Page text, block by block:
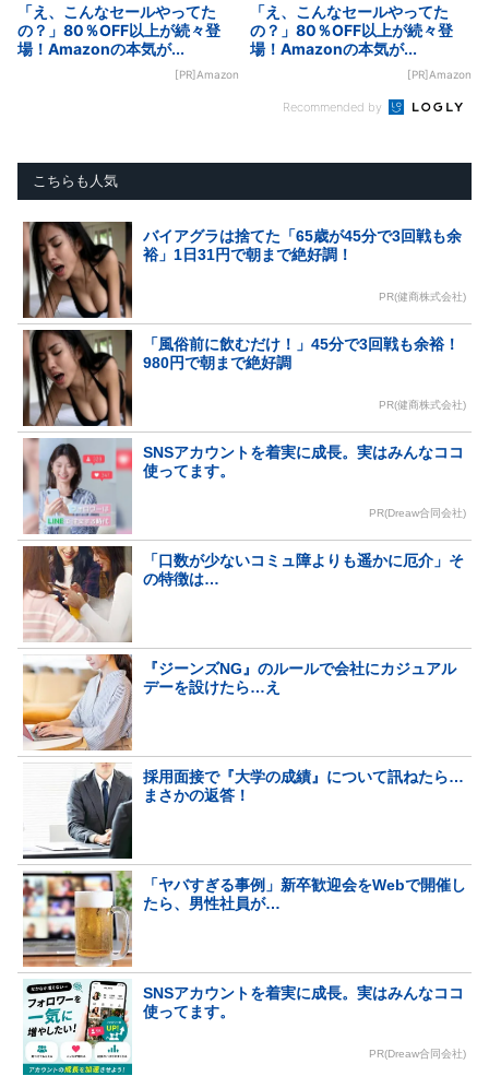
「え、こんなセールやってた
の？」80％OFF以上が続々登
場！Amazonの本気が...
[PR]Amazon
「え、こんなセールやってた
の？」80％OFF以上が続々登
場！Amazonの本気が...
[PR]Amazon
Recommended by
こちらも人気
バイアグラは捨てた「65歳が45分で3回戦も余
裕」1日31円で朝まで絶好調！
PR(健商株式会社)
「風俗前に飲むだけ！」45分で3回戦も余裕！
980円で朝まで絶好調
PR(健商株式会社)
SNSアカウントを着実に成長。実はみんなココ
使ってます。
PR(Dreaw合同会社)
「口数が少ないコミュ障よりも遥かに厄介」そ
の特徴は…
『ジーンズNG』のルールで会社にカジュアル
デーを設けたら…え
採用面接で『大学の成績』について訊ねたら…
まさかの返答！
「ヤバすぎる事例」新卒歓迎会をWebで開催し
たら、男性社員が…
SNSアカウントを着実に成長。実はみんなココ
使ってます。
PR(Dreaw合同会社)